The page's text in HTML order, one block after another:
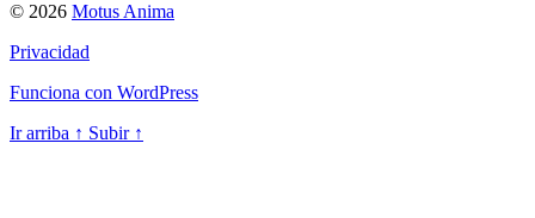
© 2026 Motus Anima
Privacidad
Funciona con WordPress
Ir arriba ↑ Subir ↑